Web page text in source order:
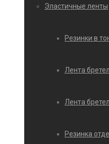
Эластичные ленты
Резинки в
Лента
Лента
Резинка